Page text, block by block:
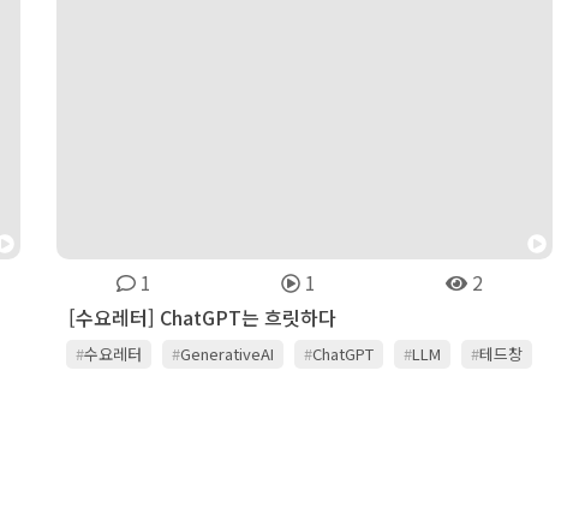
1 1
2
[수요레터] ChatGPT는 흐릿하다
#수요레터 #GenerativeAI #ChatGPT #LLM #테드창